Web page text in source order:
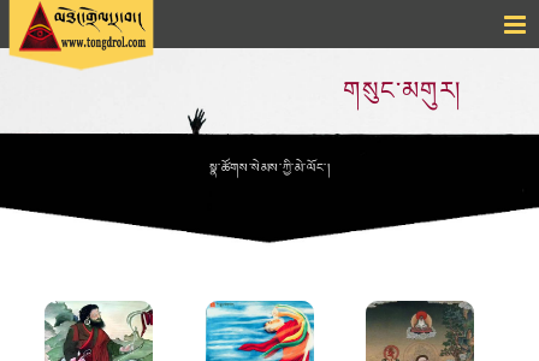
གསུང་མགུར།
སྣ་ཚོགས་སེམས་ཀྱི་མེ་ལོང་།